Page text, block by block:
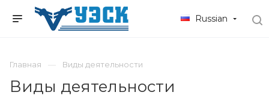
Russian
Главная Виды деятельности
Виды деятельности